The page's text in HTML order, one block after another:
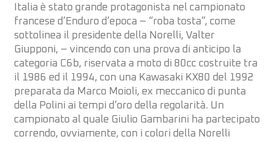
Italia è stato grande protagonista nel campionato
francese d’Enduro d’epoca – “roba tosta”, come
sottolinea il presidente della Norelli, Valter
Giupponi, – vincendo con una prova di anticipo la
categoria C6b, riservata a moto di 80cc costruite tra
il 1986 ed il 1994, con una Kawasaki KX80 del 1992
preparata da Marco Moioli, ex meccanico di punta
della Polini ai tempi d’oro della regolarità. Un
campionato al quale Giulio Gambarini ha partecipato
correndo, ovviamente, con i colori della Norelli